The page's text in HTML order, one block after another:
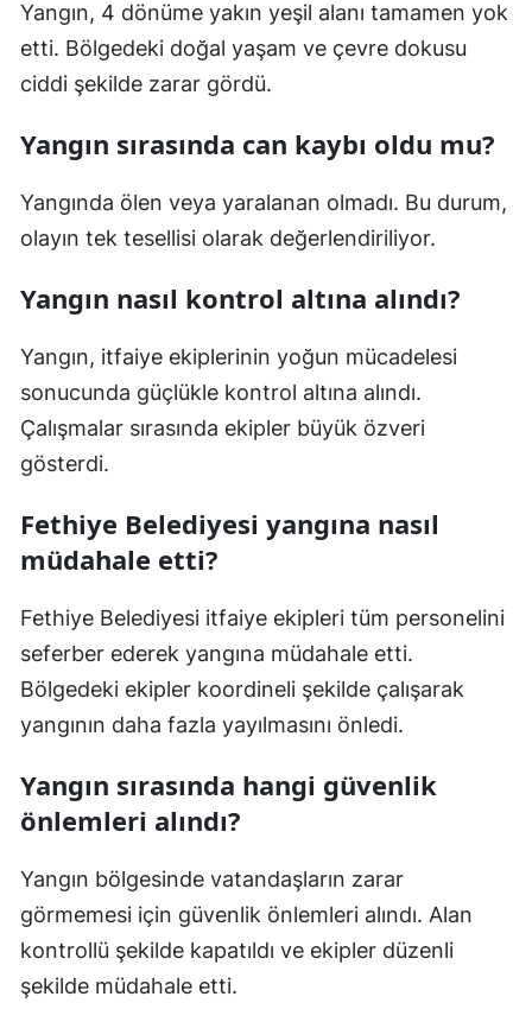
Yangın, 4 dönüme yakın yeşil alanı tamamen yok
etti. Bölgedeki doğal yaşam ve çevre dokusu
ciddi şekilde zarar gördü.
Yangın sırasında can kaybı oldu mu?
Yangında ölen veya yaralanan olmadı. Bu durum,
olayın tek tesellisi olarak değerlendiriliyor.
Yangın nasıl kontrol altına alındı?
Yangın, itfaiye ekiplerinin yoğun mücadelesi
sonucunda güçlükle kontrol altına alındı.
Çalışmalar sırasında ekipler büyük özveri
gösterdi.
Fethiye Belediyesi yangına nasıl
müdahale etti?
Fethiye Belediyesi itfaiye ekipleri tüm personelini
seferber ederek yangına müdahale etti.
Bölgedeki ekipler koordineli şekilde çalışarak
yangının daha fazla yayılmasını önledi.
Yangın sırasında hangi güvenlik
önlemleri alındı?
Yangın bölgesinde vatandaşların zarar
görmemesi için güvenlik önlemleri alındı. Alan
kontrollü şekilde kapatıldı ve ekipler düzenli
şekilde müdahale etti.